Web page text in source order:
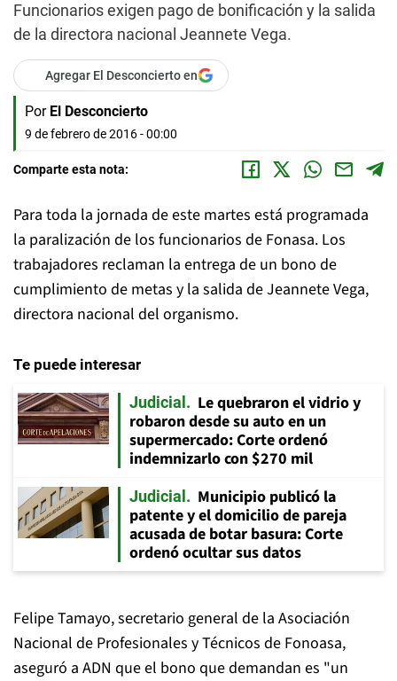
Funcionarios exigen pago de bonificación y la salida
de la directora nacional Jeannete Vega.
Agregar El Desconcierto en
Por El Desconcierto
9 de febrero de 2016 - 00:00
Comparte esta nota:
Para toda la jornada de este martes está programada
la paralización de los funcionarios de Fonasa. Los
trabajadores reclaman la entrega de un bono de
cumplimiento de metas y la salida de Jeannete Vega,
directora nacional del organismo.
Te puede interesar
Judicial
Le quebraron el vidrio y
robaron desde su auto en un
supermercado: Corte ordenó
indemnizarlo con $270 mil
Judicial
Municipio publicó la
patente y el domicilio de pareja
acusada de botar basura: Corte
ordenó ocultar sus datos
Felipe Tamayo, secretario general de la Asociación
Nacional de Profesionales y Técnicos de Fonoasa,
aseguró a ADN que el bono que demandan es "un